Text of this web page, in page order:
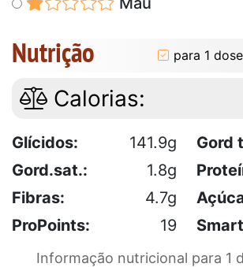
Nutrição para 1 dose
Calorias:
Glícidos: 141.9g Gord
Gord.sat.:
1.8g
Fibras:
4.7g
ProPoints:
19
Informação nutricional para 1